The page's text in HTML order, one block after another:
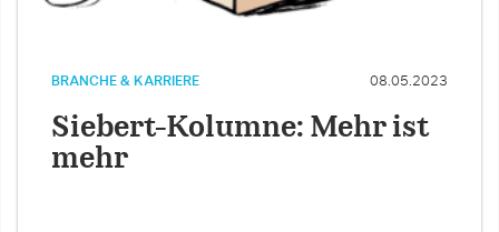
BRANCHE & KARRIERE 08.05.2023
Siebert-Kolumne: Mehr ist
mehr